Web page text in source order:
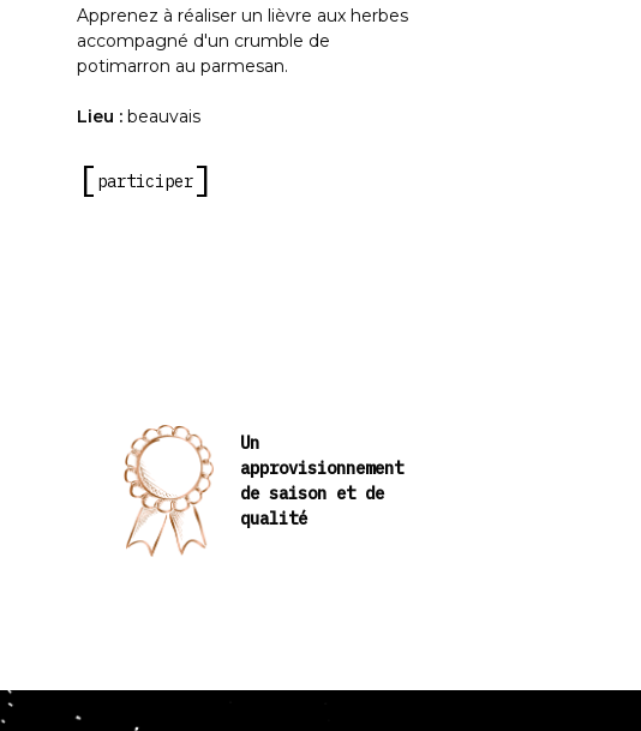
Apprenez à réaliser un lièvre aux herbes
accompagné d'un crumble de
potimarron au parmesan.
Lieu : beauvais
participer
Un
approvisionnement
de saison et de
qualité